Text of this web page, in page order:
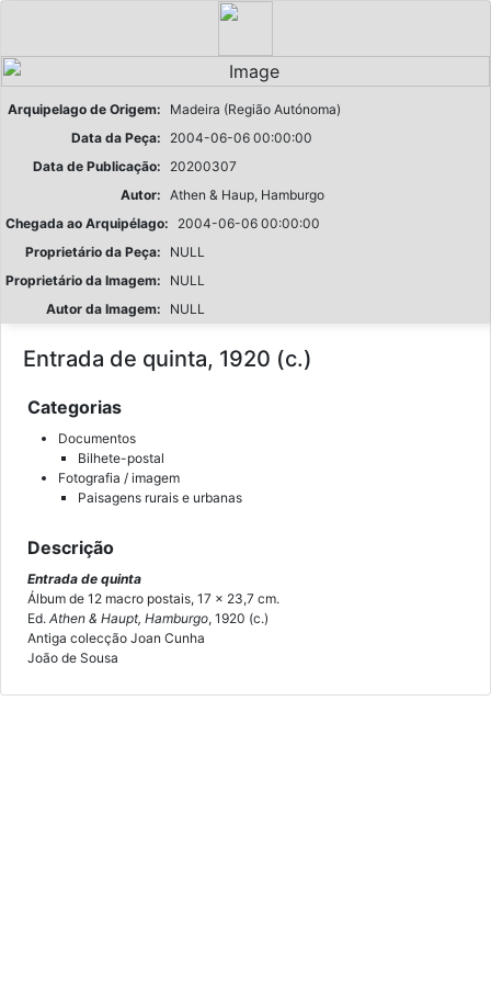
Arquipelago de Origem:
Madeira (Região Autónoma)
Data da Peça:
2004-06-06 00:00:00
Data de Publicação:
20200307
Autor: Athen & Haup, Hamburgo
Chegada ao Arquipélago:
2004-06-06 00:00:00
Proprietário da Peça:
NULL
Proprietário da Imagem:
NULL
Autor da Imagem:
NULL
Entrada de quinta, 1920 (c.)
Categorias
Documentos
Bilhete-postal
Fotografia / imagem
Paisagens rurais e urbanas
Descrição
Entrada de quinta
Álbum de 12 macro postais, 17 x 23,7 cm.
Ed. Athen & Haupt, Hamburgo, 1920 (c.)
Antiga colecção Joan Cunha
João de Sousa